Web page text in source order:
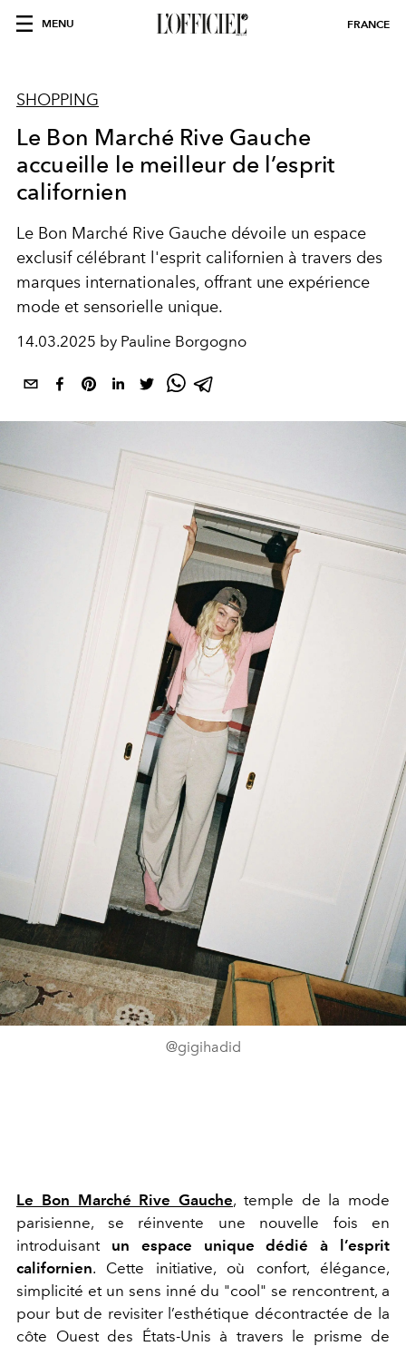
MENU FRANCE
SHOPPING
Le Bon Marché Rive Gauche
accueille le meilleur de l’esprit
californien
Le Bon Marché Rive Gauche dévoile un espace
exclusif célébrant l'esprit californien à travers des
marques internationales, offrant une expérience
mode et sensorielle unique.
14.03.2025 by Pauline Borgogno
@gigihadid
Le Bon Marché Rive Gauche, temple de la mode
parisienne, se réinvente une nouvelle fois en
introduisantun espace unique dédié à l’esprit
californien. Cette initiative, où confort, élégance,
simplicité et un sens inné du "cool" se rencontrent, a
pour but de revisiter l’esthétique décontractée de la
côte Ouest des États-Unis à travers le prisme de